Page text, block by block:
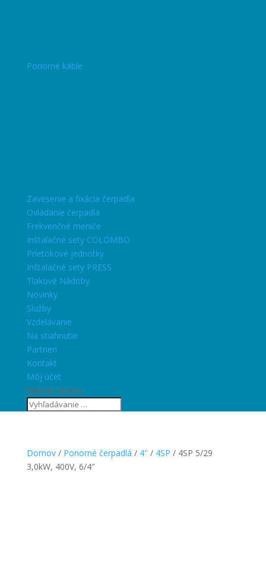
Ponorné káble
Zavesenie a fixácia čerpadla
Ovládanie čerpadla
Frekvenčné meniče
Inštalačné sety COLOMBO
Prietokové jednotky
Inštalačné sety PRESS
Tlakové Nádoby
Novinky
Služby
Vzdelávanie
Na stiahnutie
Partneri
Kontakt
Môj účet
Vyberte stranu
Domov/ Ponorné čerpadlá / 4'' / 4SP / 4SP 5/29
3,0kW, 400V, 6/4″